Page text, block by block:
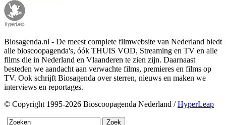
Biosagenda.nl - De meest complete filmwebsite van Nederland biedt
alle bioscoopagenda's, óók THUIS VOD, Streaming en TV en alle
films die in Nederland en Vlaanderen te zien zijn. Daarnaast
besteden we aandacht aan verwachte films, premieres en films op
TV. Ook schrijft Biosagenda over sterren, nieuws en maken we
interviews en reportages.
© Copyright 1995-2026 Bioscoopagenda Nederland /HyperLeap